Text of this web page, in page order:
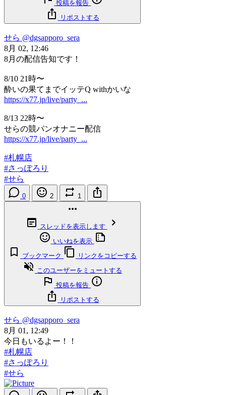
投稿を報告
リポストする
せら @dgsapporo_sera
8月 02, 12:46
8月の配信告知です！
8/10 21時〜
酔いの果てまでイッテQ withかいな
https://x77.jp/live/party_...
8/13 22時〜
せらの競パンオナニー配信
https://x77.jp/live/party_...
#札幌店
#さっぽろり
#せら
0 2 1
スレッドを表示します
いいねを表示
ブックマーク
リンクをコピーする
このユーザーをミュートする
投稿を報告
リポストする
せら @dgsapporo_sera
8月 01, 12:49
今日もいるよー！！
#札幌店
#さっぽろり
#せら